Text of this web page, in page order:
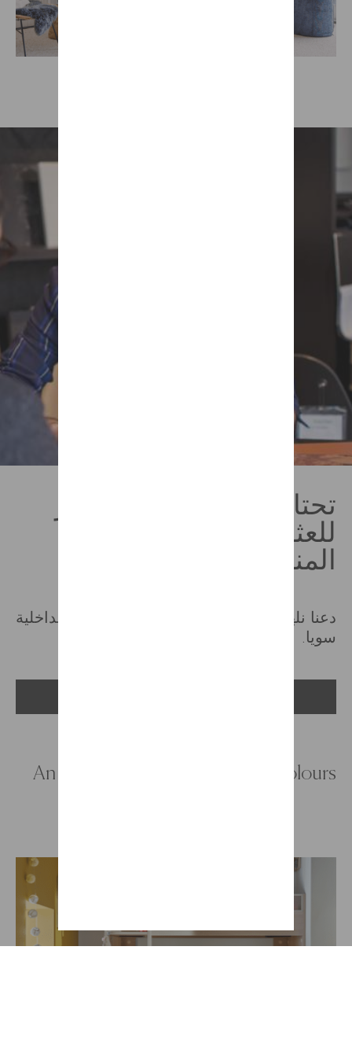
تحتاج إلى بعض من الأفكار
للعثور على الموديل
المناسب؟
دعنا نلهمك بالأفكار ونعيد ابتكار ديكوراتك الداخلية
سويا.
An organised bedroom in zesty colours